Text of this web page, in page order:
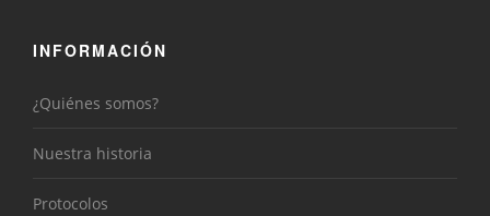
INFORMACIÓN
¿Quiénes somos?
Nuestra historia
Protocolos